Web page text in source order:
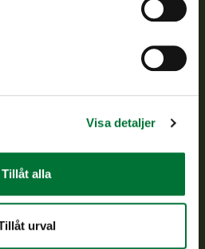
Visa detaljer
Tillåt alla
urval